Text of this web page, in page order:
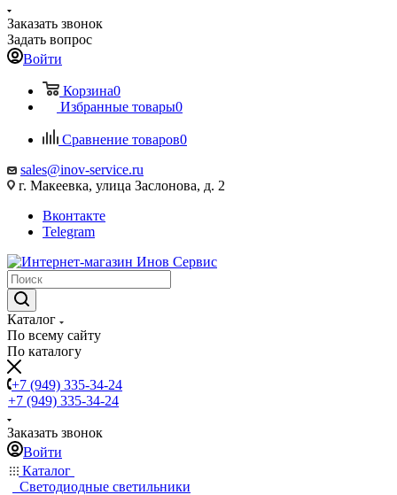
Заказать звонок
Задать вопрос
Войти
Корзина0
Избранные товары0
Сравнение товаров0
sales@inov-service.ru
г. Макеевка, улица Заслонова, д. 2
Вконтакте
Telegram
Каталог
По всему сайту
По каталогу
+7 (949) 335-34-24
+7 (949) 335-34-24
Заказать звонок
Войти
Каталог
Светодиодные светильники